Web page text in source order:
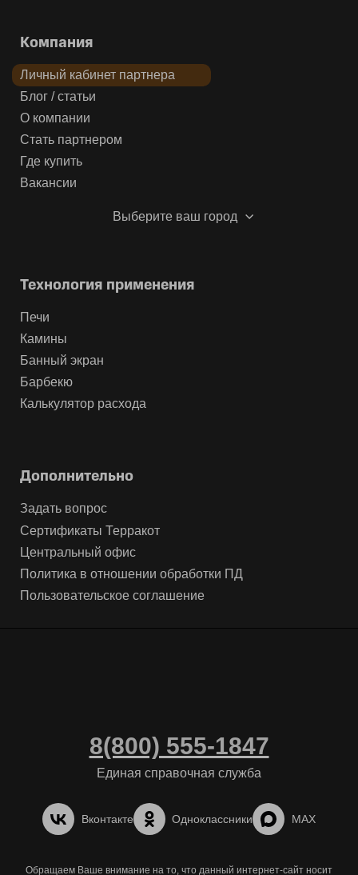
Компания
Личный кабинет партнера
Блог / статьи
О компании
Стать партнером
Где купить
Вакансии
Выберите ваш город
Технология применения
Печи
Камины
Банный экран
Барбекю
Калькулятор расхода
Дополнительно
Задать вопрос
Сертификаты Терракот
Центральный офис
Политика в отношении обработки ПД
Пользовательское соглашение
8(800) 555-1847
Единая справочная служба
Вконтакте Одноклассники MAX
Обращаем Ваше внимание на то, что данный интернет-сайт носит